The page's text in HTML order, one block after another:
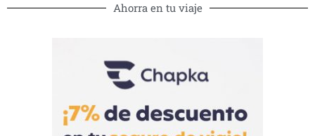
Ahorra en tu viaje